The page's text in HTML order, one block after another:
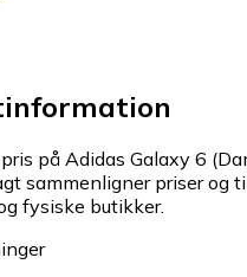
på Adidas Galaxy 6
sammenligner priser og
fysiske butikker.